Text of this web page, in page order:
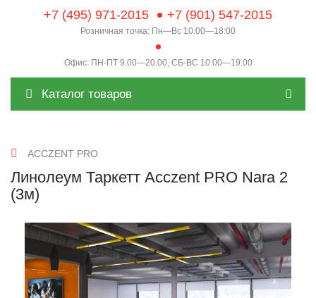
+7 (495) 971-2015 +7 (901) 547-2015
Розничная точка: Пн—Вс 10:00—18:00
Офис: ПН-ПТ 9.00—20.00, СБ-ВС 10.00—19.00
Каталог товаров
ACCZENT PRO
Линолеум Таркетт Acczent PRO Nara 2
(3м)